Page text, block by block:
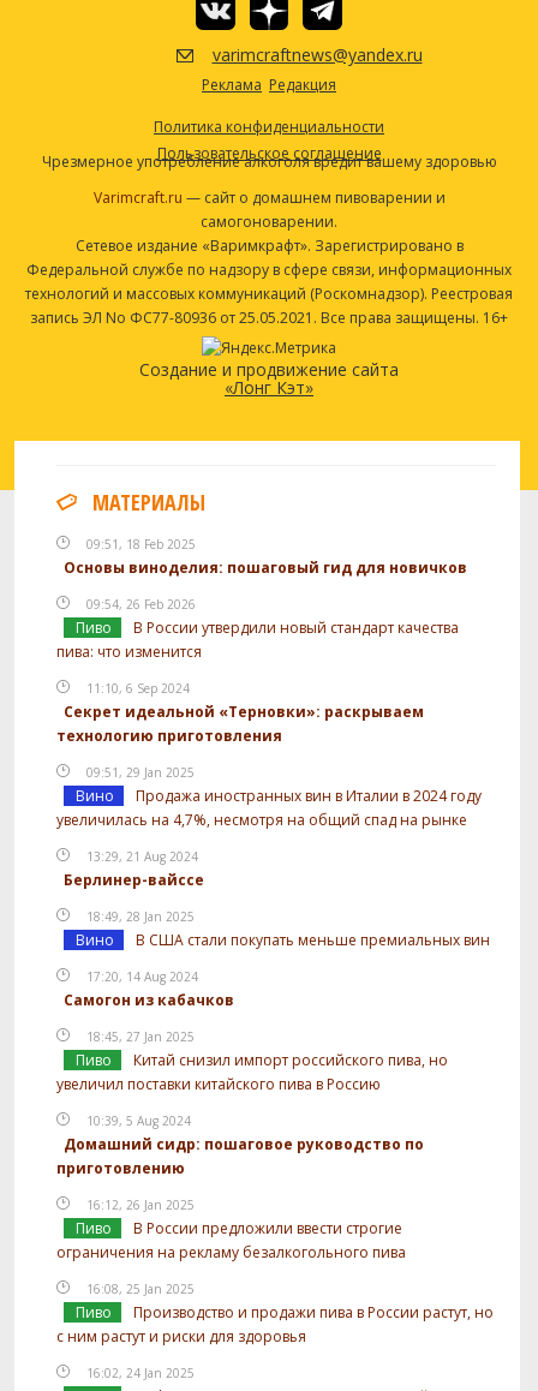
varimcraftnews@yandex.ru
Реклама Редакция
Политика конфиденциальности
Пользовательское соглашение
Чрезмерное употребление алкоголя вредит вашему здоровью
Varimcraft.ru — сайт о домашнем пивоварении и
самогоноварении.
Сетевое издание «Варимкрафт». Зарегистрировано в
Федеральной службе по надзору в сфере связи, информационных
технологий и массовых коммуникаций (Роскомнадзор). Реестровая
запись ЭЛ No ФС77-80936 от 25.05.2021. Все права защищены. 16+
Создание и продвижение сайта
«Лонг Кэт»
МАТЕРИАЛЫ
09:51, 18 Feb 2025
Основы виноделия: пошаговый гид для новичков
09:54, 26 Feb 2026
Пиво
В России утвердили новый стандарт качества
пива: что изменится
11:10, 6 Sep 2024
Секрет идеальной «Терновки»: раскрываем
технологию приготовления
09:51, 29 Jan 2025
Вино
Продажа иностранных вин в Италии в 2024 году
увеличилась на 4,7%, несмотря на общий спад на рынке
13:29, 21 Aug 2024
Берлинер-вайссе
18:49, 28 Jan 2025
Вино В США стали покупать меньше премиальных вин
17:20, 14 Aug 2024
Самогон из кабачков
18:45, 27 Jan 2025
Пиво
Китай снизил импорт российского пива, но
увеличил поставки китайского пива в Россию
10:39, 5 Aug 2024
Домашний сидр: пошаговое руководство по
приготовлению
16:12, 26 Jan 2025
Пиво
В России предложили ввести строгие
ограничения на рекламу безалкогольного пива
16:08, 25 Jan 2025
Пиво
Производство и продажи пива в России растут, но
с ним растут и риски для здоровья
16:02, 24 Jan 2025